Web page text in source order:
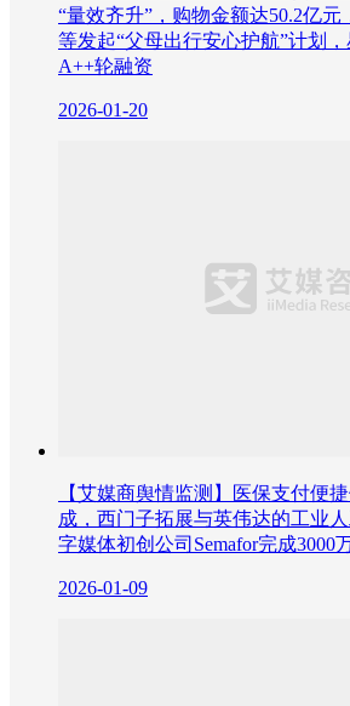
“量效齐升”，购物金额达50.2亿
等发起“父母出行安心护航”计划
A++轮融资
2026-01-20
【艾媒商舆情监测】医保支付便
成，西门子拓展与英伟达的工业
字媒体初创公司Semafor完成3000
2026-01-09